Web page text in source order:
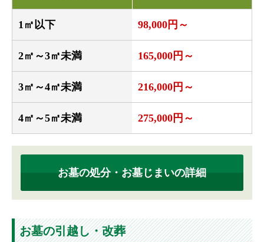
1㎡以下 98,000円～
2㎡～3㎡未満 165,000円～
3㎡～4㎡未満 216,000円～
4㎡～5㎡未満 275,000円～
お墓の処分・お墓じまいの詳細
お墓の引越し・改葬